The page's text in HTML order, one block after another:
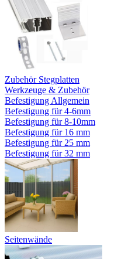
Zubehör Stegplatten
Werkzeuge & Zubehör
Befestigung Allgemein
Befestigung für 4-6mm
Befestigung für 8-10mm
Befestigung für 16 mm
Befestigung für 25 mm
Befestigung für 32 mm
Seitenwände